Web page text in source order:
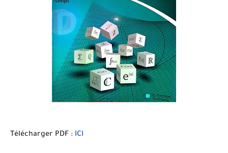
Télécharger PDF : ICI